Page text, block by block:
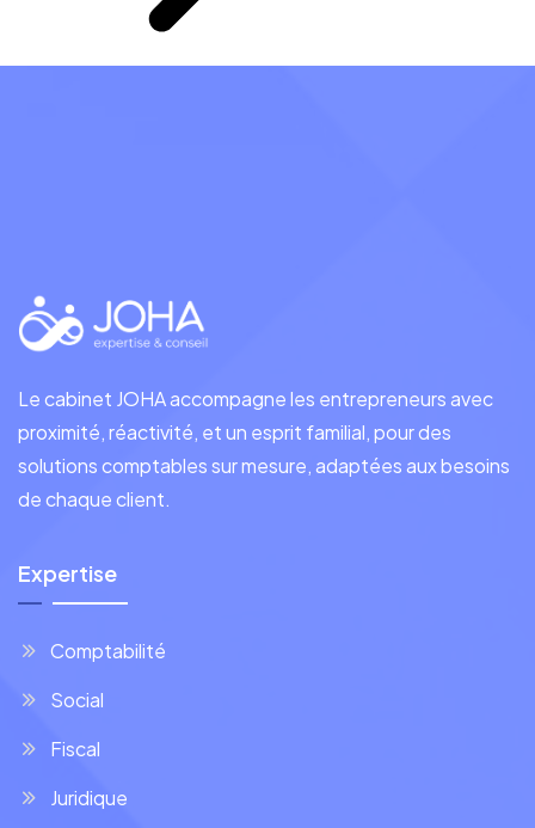
Le cabinet JOHA accompagne les entrepreneurs avec
proximité, réactivité, et un esprit familial, pour des
solutions comptables sur mesure, adaptées aux besoins
de chaque client.
Expertise
Comptabilité
Social
Fiscal
Juridique